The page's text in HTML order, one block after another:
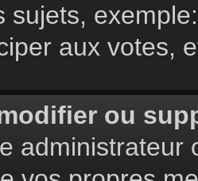
sujets,
aux votes,
ou